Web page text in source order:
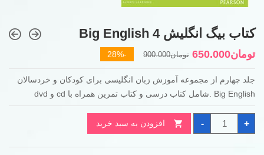
کتاب بیگ انگلیش Big English 4
تومان900.000قیمت
تومان900.000
بود.
تومان650.000
قیمت
تومان650.000
است.
جلد چهارم از مجموعه آموزش زبان انگلیسی برای کودکان و خردسالان
Big English .شامل کتاب درسی و کتاب تمرین همراه با cd و dvd
-
کتاب
انگلیش
English
+ افزودن به سبد خرید